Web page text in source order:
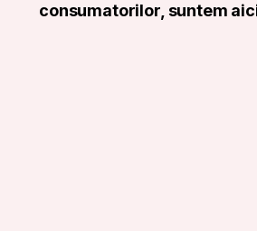
consumatorilor, suntem